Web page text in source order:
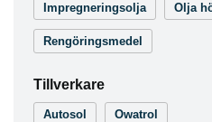
Impregneringsolja Olja
Rengöringsmedel
Tillverkare
Autosol Owatrol